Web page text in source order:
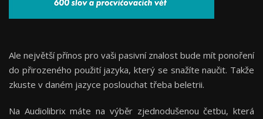
Ale největší přínos pro vaši pasivní znalost bude mít ponoření
do přirozeného použití jazyka, který se snažíte naučit. Takže
zkuste v daném jazyce poslouchat třeba beletrii.
Na Audiolibrix máte na výběr zjednodušenou četbu, která